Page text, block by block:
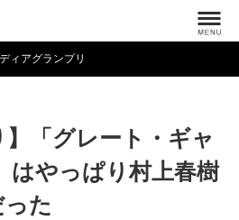
ィアグランプリ
】「グレート・ギャ
はやっぱり村上春樹
た